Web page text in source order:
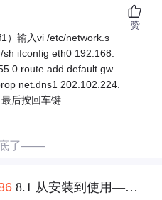
）输入vi /etc/network.s
ifconfig eth0 192.168.
route add default gw
net.dns1 202.102.224.
后按回车键
赞
了——
8.1 从安装到使用———全网最全，全网首发，本人实测